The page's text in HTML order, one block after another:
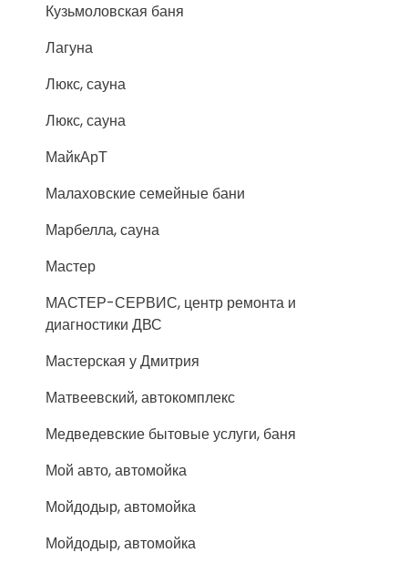
Кузьмоловская баня
Лагуна
Люкс, сауна
Люкс, сауна
МайкАрТ
Малаховские семейные бани
Марбелла, сауна
Мастер
МАСТЕР-СЕРВИС, центр ремонта и
диагностики ДВС
Мастерская у Дмитрия
Матвеевский, автокомплекс
Медведевские бытовые услуги, баня
Мой авто, автомойка
Мойдодыр, автомойка
Мойдодыр, автомойка